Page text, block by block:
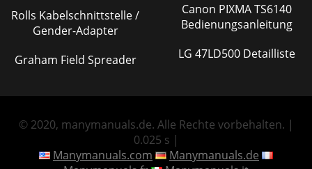
Rolls Kabelschnittstelle /
Gender-Adapter
Graham Field Spreader
Canon PIXMA TS6140
Bedienungsanleitung
LG 47LD500 Detailliste
© 2020, manymanuals.de. Alle Rechte vorbehalten. |
0.025 s |
Manymanuals.com
Manymanuals.de